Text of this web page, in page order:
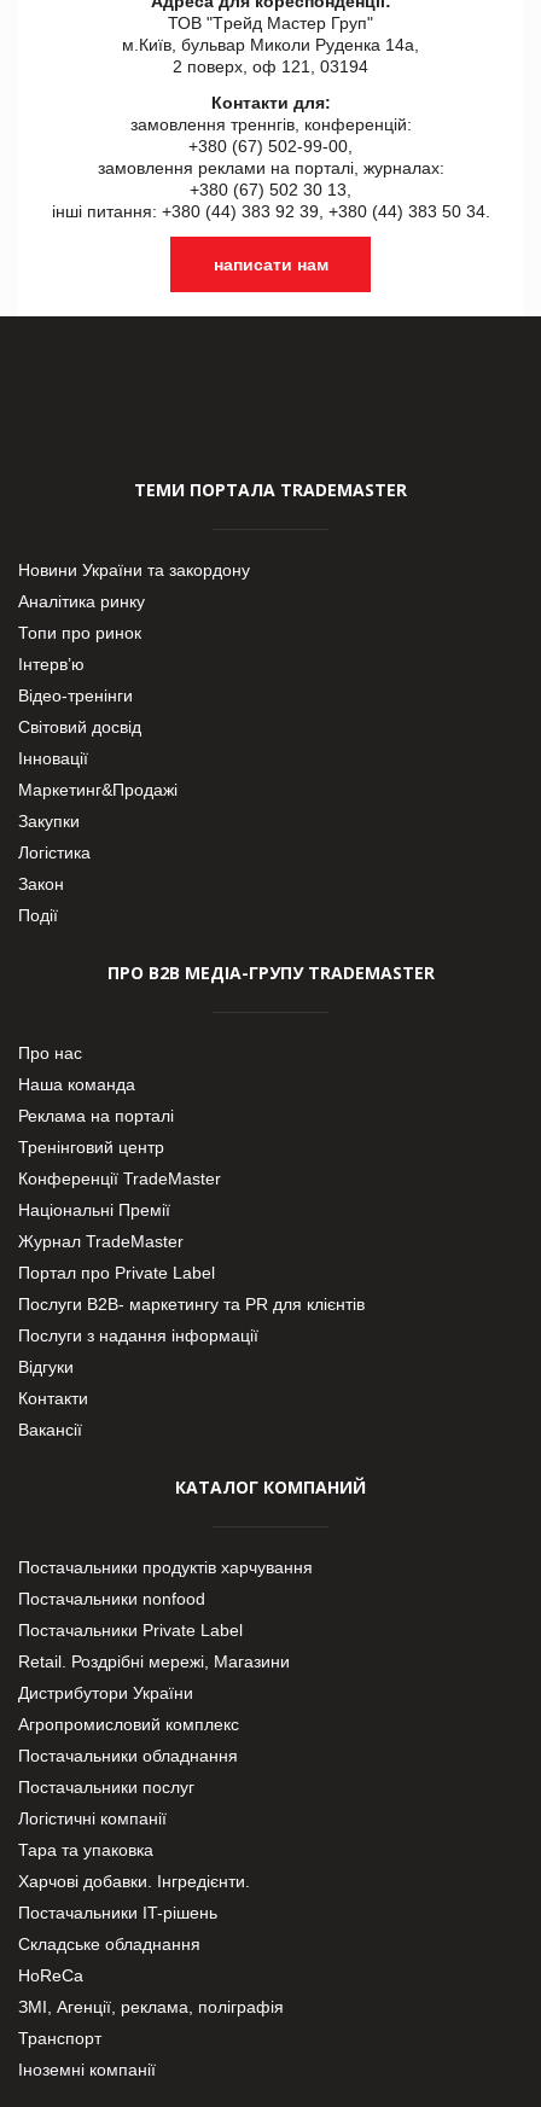
ТОВ "Tрейд Мастер Груп"
м.Київ, бульвар Миколи Руденка 14а,
2 поверх, оф 121, 03194
Контакти для:
замовлення треннгів, конференцій:
+380 (67) 502-99-00,
замовлення реклами на порталі, журналах:
+380 (67) 502 30 13,
інші питання: +380 (44) 383 92 39, +380 (44) 383 50 34.
написати нам
ТЕМИ ПОРТАЛА TRADEMASTER
Новини України та закордону
Аналітика ринку
Топи про ринок
Інтерв’ю
Відео-тренінги
Світовий досвід
Інновації
Маркетинг&Продажі
Закупки
Логістика
Закон
Події
ПРО В2В МЕДІА-ГРУПУ TRADEMASTER
Про нас
Наша команда
Реклама на порталі
Тренінговий центр
Конференції TradeMaster
Національні Премії
Журнал TradeMaster
Портал про Private Label
Послуги В2В- маркетингу та PR для клієнтів
Послуги з надання інформації
Відгуки
Контакти
Вакансії
КАТАЛОГ КОМПАНИЙ
Постачальники продуктів харчування
Постачальники nonfood
Постачальники Private Label
Retail. Роздрібні мережі, Магазини
Дистрибутори України
Агропромисловий комплекс
Постачальники обладнання
Постачальники послуг
Логістичні компанії
Тара та упаковка
Харчові добавки. Інгредієнти.
Постачальники IT-рішень
Складське обладнання
HoReCa
ЗМІ, Агенції, реклама, поліграфія
Транспорт
Іноземні компанії